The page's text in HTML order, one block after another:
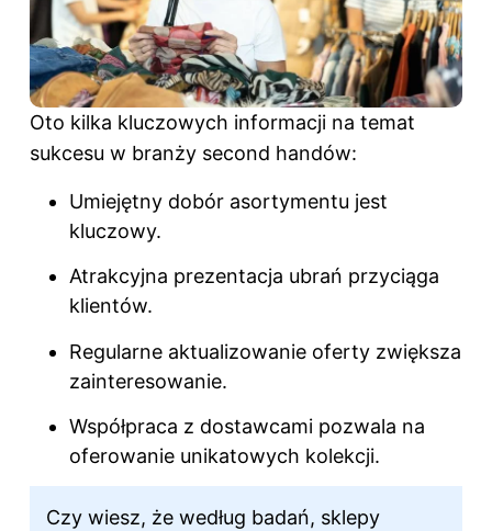
Oto kilka kluczowych informacji na temat
sukcesu w branży second handów:
Umiejętny dobór asortymentu jest
kluczowy.
Atrakcyjna prezentacja ubrań przyciąga
klientów.
Regularne aktualizowanie oferty zwiększa
zainteresowanie.
Współpraca z dostawcami pozwala na
oferowanie unikatowych kolekcji.
Czy wiesz, że według badań, sklepy